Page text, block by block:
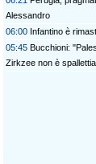
Alessandro
06:00 Infantino è
05:45 Bucchioni:
Zirkzee non è